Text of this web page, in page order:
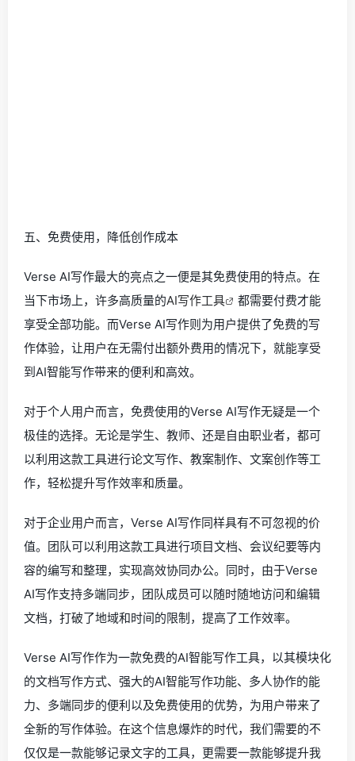
五、免费使用，降低创作成本
Verse AI写作最大的亮点之一便是其免费使用的特点。在
当下市场上，许多高质量的AI写作工具
都需要付费才能
享受全部功能。而Verse AI写作则为用户提供了免费的写
作体验，让用户在无需付出额外费用的情况下，就能享受
到AI智能写作带来的便利和高效。
对于个人用户而言，免费使用的Verse AI写作无疑是一个
极佳的选择。无论是学生、教师、还是自由职业者，都可
以利用这款工具进行论文写作、教案制作、文案创作等工
作，轻松提升写作效率和质量。
对于企业用户而言，Verse AI写作同样具有不可忽视的价
值。团队可以利用这款工具进行项目文档、会议纪要等内
容的编写和整理，实现高效协同办公。同时，由于Verse
AI写作支持多端同步，团队成员可以随时随地访问和编辑
文档，打破了地域和时间的限制，提高了工作效率。
Verse AI写作作为一款免费的AI智能写作工具，以其模块化
的文档写作方式、强大的AI智能写作功能、多人协作的能
力、多端同步的便利以及免费使用的优势，为用户带来了
全新的写作体验。在这个信息爆炸的时代，我们需要的不
仅仅是一款能够记录文字的工具，更需要一款能够提升我